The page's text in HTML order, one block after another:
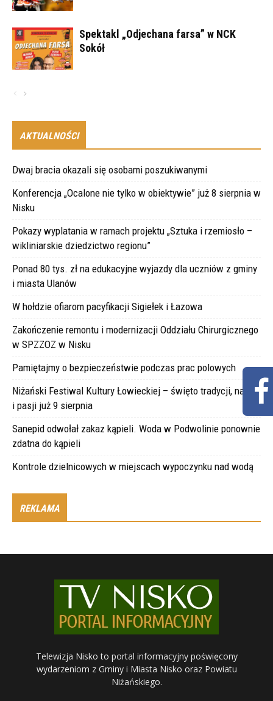
Spektakl „Odjechana farsa” w NCK
Sokół
AKTUALNOŚCI
Dwaj bracia okazali się osobami poszukiwanymi
Konferencja „Ocalone nie tylko w obiektywie” już 8 sierpnia w
Nisku
Pokazy wyplatania w ramach projektu „Sztuka i rzemiosło –
wikliniarskie dziedzictwo regionu”
Ponad 80 tys. zł na edukacyjne wyjazdy dla uczniów z gminy
i miasta Ulanów
W hołdzie ofiarom pacyfikacji Sigiełek i Łazowa
Zakończenie remontu i modernizacji Oddziału Chirurgicznego
w SPZZOZ w Nisku
Pamiętajmy o bezpieczeństwie podczas prac polowych
Niżański Festiwal Kultury Łowieckiej – święto tradycji, natury
i pasji już 9 sierpnia
Sanepid odwołał zakaz kąpieli. Woda w Podwolinie ponownie
zdatna do kąpieli
Kontrole dzielnicowych w miejscach wypoczynku nad wodą
REKLAMA
Telewizja Nisko to portal informacyjny poświęcony
wydarzeniom z Gminy i Miasta Nisko oraz Powiatu
Niżańskiego.